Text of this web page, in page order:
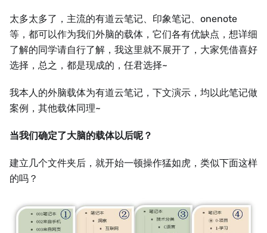
太多太多了，主流的有道云笔记、印象笔记、onenote
等，都可以作为我们外脑的载体，它们各有优缺点，想详细
了解的同学请自行了解，我这里就不展开了，大家凭借喜好
选择，总之，都是现成的，任君选择~
我本人的外脑载体为有道云笔记，下文演示，均以此笔记做
案例，其他载体同理~
当我们确定了大脑的载体以后呢？
建立几个文件夹后，就开始一顿操作猛如虎，类似下面这样
的吗？